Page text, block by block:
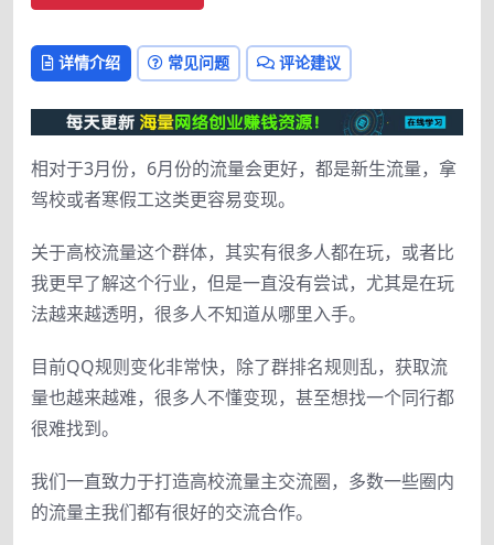
详情介绍 常见问题 评论建议
相对于3月份，6月份的流量会更好，都是新生流量，拿
驾校或者寒假工这类更容易变现。
关于高校流量这个群体，其实有很多人都在玩，或者比
我更早了解这个行业，但是一直没有尝试，尤其是在玩
法越来越透明，很多人不知道从哪里入手。
目前QQ规则变化非常快，除了群排名规则乱，获取流
量也越来越难，很多人不懂变现，甚至想找一个同行都
很难找到。
我们一直致力于打造高校流量主交流圈，多数一些圈内
的流量主我们都有很好的交流合作。